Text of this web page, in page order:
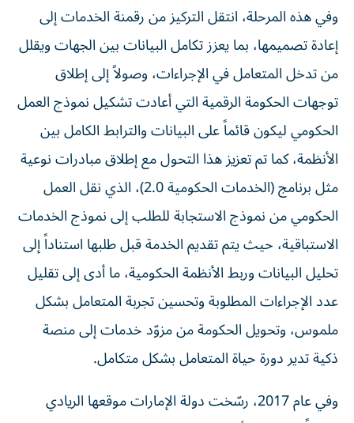
وفي هذه المرحلة، انتقل التركيز من رقمنة الخدمات إلى
إعادة تصميمها، بما يعزز تكامل البيانات بين الجهات ويقلل
من تدخل المتعامل في الإجراءات، وصولاً إلى إطلاق
توجهات الحكومة الرقمية التي أعادت تشكيل نموذج العمل
الحكومي ليكون قائماً على البيانات والترابط الكامل بين
الأنظمة، كما تم تعزيز هذا التحول مع إطلاق مبادرات نوعية
مثل برنامج (الخدمات الحكومية 2.0)، الذي نقل العمل
الحكومي من نموذج الاستجابة للطلب إلى نموذج الخدمات
الاستباقية، حيث يتم تقديم الخدمة قبل طلبها استناداً إلى
تحليل البيانات وربط الأنظمة الحكومية، ما أدى إلى تقليل
عدد الإجراءات المطلوبة وتحسين تجربة المتعامل بشكل
ملموس، وتحويل الحكومة من مزوّد خدمات إلى منصة
ذكية تدير دورة حياة المتعامل بشكل متكامل.
وفي عام 2017، رسّخت دولة الإمارات موقعها الريادي